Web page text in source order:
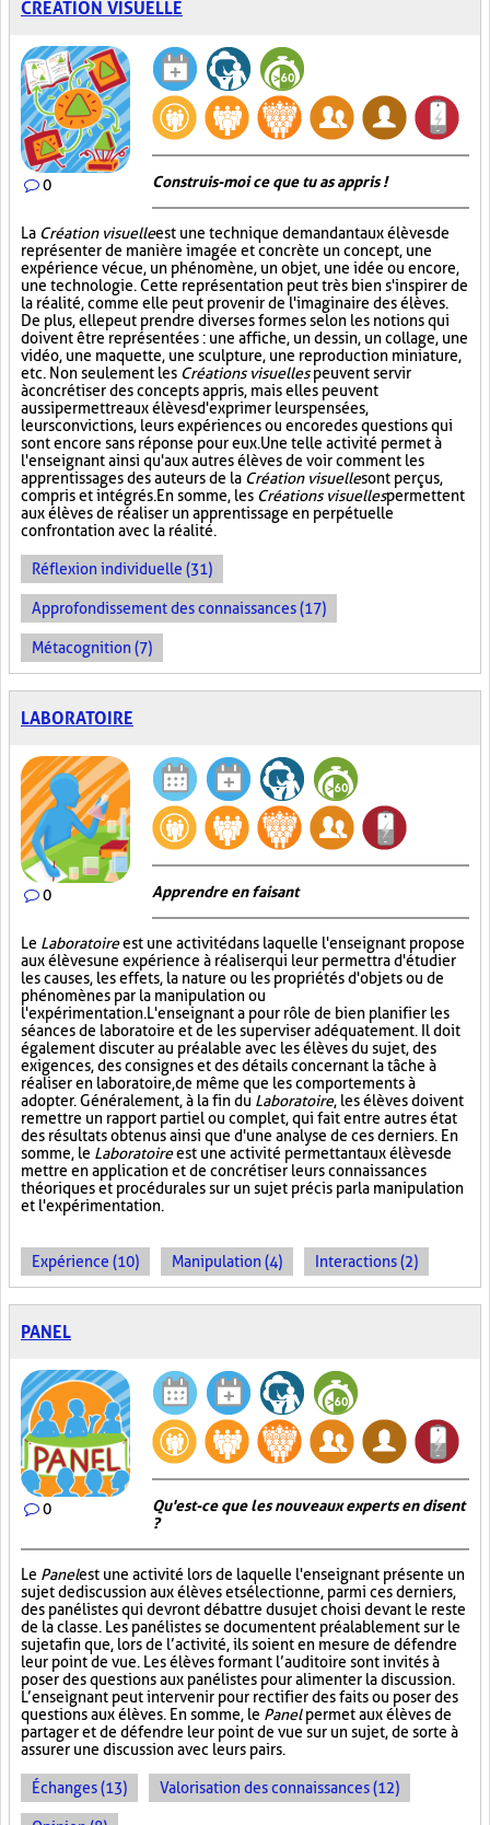
CRÉATION VISUELLE
0 Construis-moi ce que tu as appris !
La Création visuelleest une technique demandant aux élèves de
représenter de manière imagée et concrète un concept, une
expérience vécue, un phénomène, un objet, une idée ou encore,
une technologie. Cette représentation peut très bien s'inspirer de
la réalité, comme elle peut provenir de l'imaginaire des élèves.
De plus, elle peut prendre diverses formes selon les notions qui
doivent être représentées : une affiche, un dessin, un collage, une
vidéo, une maquette, une sculpture, une reproduction miniature,
etc. Non seulement les Créations visuellespeuvent servir
à concrétiser des concepts appris, mais elles peuvent
aussi permettre aux élèves d'exprimer leurs pensées,
leurs convictions, leurs expériences ou encore des questions qui
sont encore sans réponse pour eux. Une telle activité permet à
l'enseignant ainsi qu'aux autres élèves de voir comment les
apprentissages des auteurs de la Création visuellesont perçus,
compris et intégrés. En somme, les Créations visuellespermettent
aux élèves de réaliser un apprentissage en perpétuelle
confrontation avec la réalité.
Réflexion individuelle (31)
Approfondissement des connaissances (17)
Métacognition (7)
LABORATOIRE
0 Apprendre en faisant
Le Laboratoireest une activité dans laquelle l'enseignant propose
aux élèves une expérience à réaliser qui leur permettra d'étudier
les causes, les effets, la nature ou les propriétés d'objets ou de
phénomènes par la manipulation ou
l'expérimentation. L'enseignant a pour rôle de bien planifier les
séances de laboratoire et de les superviser adéquatement. Il doit
également discuter au préalable avec les élèves du sujet, des
exigences, des consignes et des détails concernant la tâche à
réaliser en laboratoire, de même que les comportements à
adopter. Généralement, à la fin du Laboratoire, les élèves doivent
remettre un rapport partiel ou complet, qui fait entre autres état
des résultats obtenus ainsi que d'une analyse de ces derniers. En
somme, le Laboratoireest une activité permettant aux élèves de
mettre en application et de concrétiser leurs connaissances
théoriques et procédurales sur un sujet précis par la manipulation
et l'expérimentation.
Expérience (10) Manipulation (4) Interactions (2)
PANEL
0
Qu'est-ce que les nouveaux experts en disent
?
Le Panelest une activité lors de laquelle l'enseignant présente un
sujet de discussion aux élèves et sélectionne, parmi ces derniers,
des panélistes qui devront débattre du sujet choisi devant le reste
de la classe. Les panélistes se documentent préalablement sur le
sujet afin que, lors de l’activité, ils soient en mesure de défendre
leur point de vue. Les élèves formant l’auditoire sont invités à
poser des questions aux panélistes pour alimenter la discussion.
L’enseignant peut intervenir pour rectifier des faits ou poser des
questions aux élèves. En somme, le Panelpermet aux élèves de
partager et de défendre leur point de vue sur un sujet, de sorte à
assurer une discussion avec leurs pairs.
Échanges (13) Valorisation des connaissances (12)